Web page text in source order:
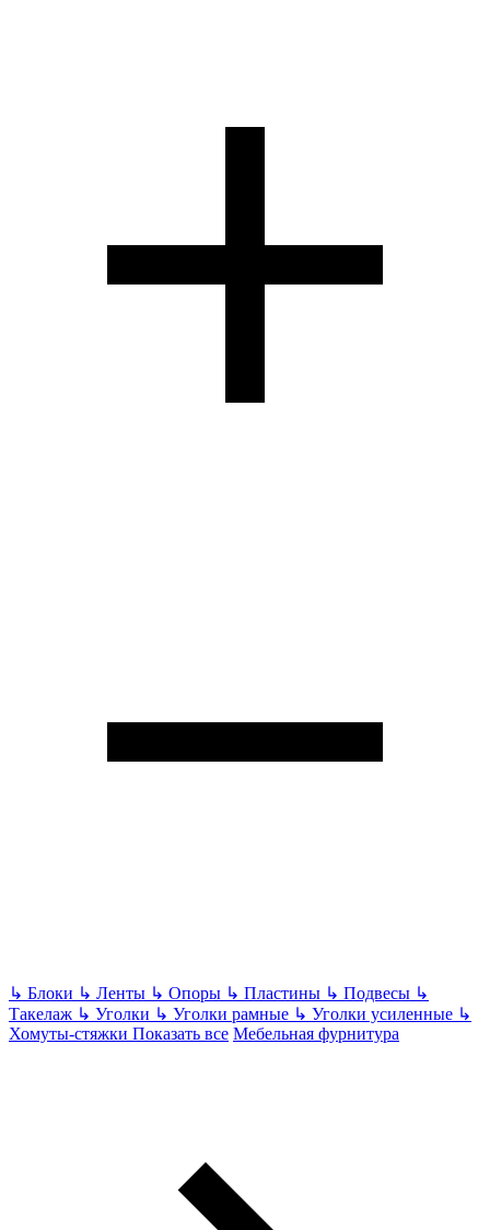
↳ Блоки ↳ Ленты ↳ Опоры ↳ Пластины ↳ Подвесы ↳
Такелаж ↳ Уголки ↳ Уголки рамные ↳ Уголки усиленные ↳
Хомуты-стяжки Показать все Мебельная фурнитура